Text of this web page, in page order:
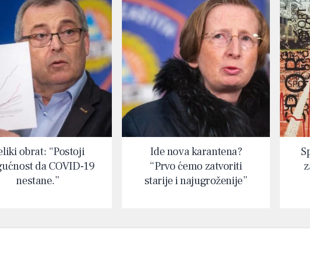
obrat: “Postoji
da COVID-19
nestane.”
Ide nova karantena?
“Prvo ćemo zatvoriti
starije i najugroženije”